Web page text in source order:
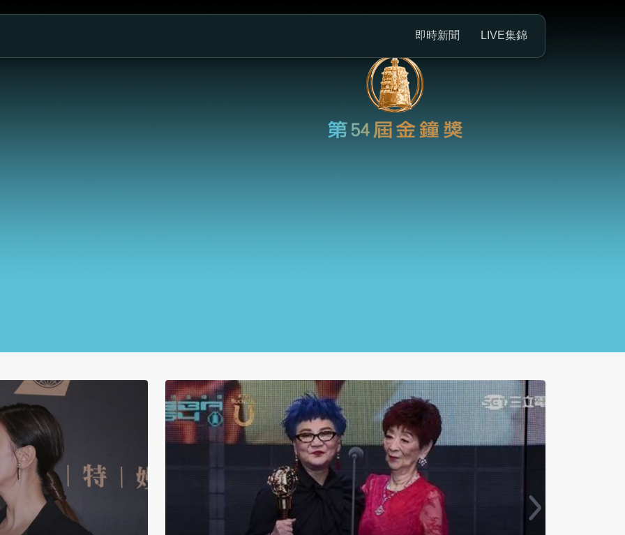
即時新聞 LIVE集錦